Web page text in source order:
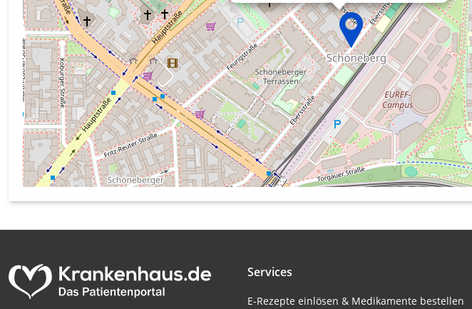
Services
E-Rezepte einlösen & Medikamente bestellen
Messung der Werbeleistung
Messung der Performance von Inhalten
Analyse von Zielgruppen durch Statistiken oder Kombinationen von Daten aus
verschiedenen Quellen
Entwicklung und Verbesserung der Angebote
Verwendung reduzierter Daten zur Auswahl von Inhalten
IAB-Besonderheiten:
Verwendung genauer Standortdaten
Notwendig
Performance